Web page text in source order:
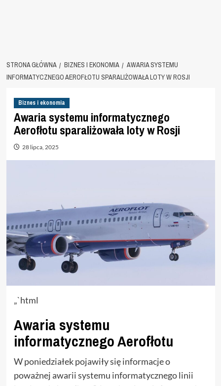
STRONA GŁÓWNA BIZNES I EKONOMIA
AWARIA SYSTEMU
INFORMATYCZNEGO AEROFŁOTU SPARALIŻOWAŁA LOTY W ROSJI
Biznes i ekonomia
Awaria systemu informatycznego
Aerofłotu sparaliżowała loty w Rosji
28 lipca, 2025
„`html
Awaria systemu
informatycznego Aerofłotu
W poniedziałek pojawiły się informacje o
poważnej awarii systemu informatycznego linii